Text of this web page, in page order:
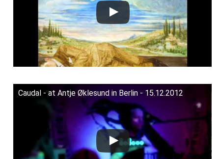
Caudal - at Antje Øklesund in Berlin - 15.12.2012